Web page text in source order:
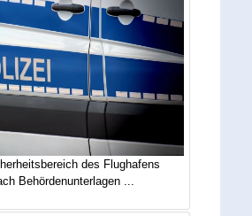
des Flughafens
Behördenunterlagen ...